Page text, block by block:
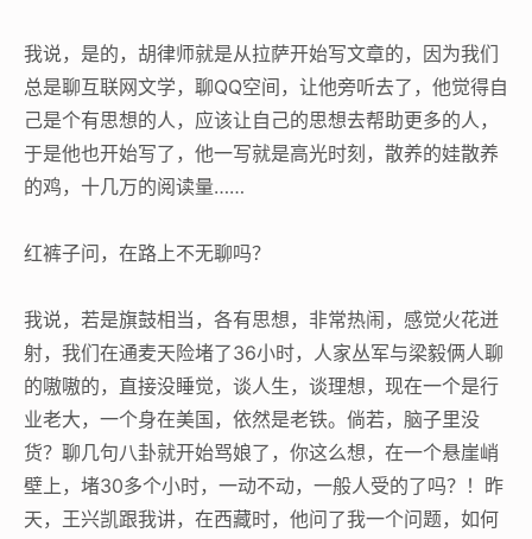
我说，是的，胡律师就是从拉萨开始写文章的，因为我们
总是聊互联网文学，聊QQ空间，让他旁听去了，他觉得自
己是个有思想的人，应该让自己的思想去帮助更多的人，
于是他也开始写了，他一写就是高光时刻，散养的娃散养
的鸡，十几万的阅读量……
红裤子问，在路上不无聊吗？
我说，若是旗鼓相当，各有思想，非常热闹，感觉火花迸
射，我们在通麦天险堵了36小时，人家丛军与梁毅俩人聊
的嗷嗷的，直接没睡觉，谈人生，谈理想，现在一个是行
业老大，一个身在美国，依然是老铁。倘若，脑子里没
货？聊几句八卦就开始骂娘了，你这么想，在一个悬崖峭
壁上，堵30多个小时，一动不动，一般人受的了吗？！昨
天，王兴凯跟我讲，在西藏时，他问了我一个问题，如何